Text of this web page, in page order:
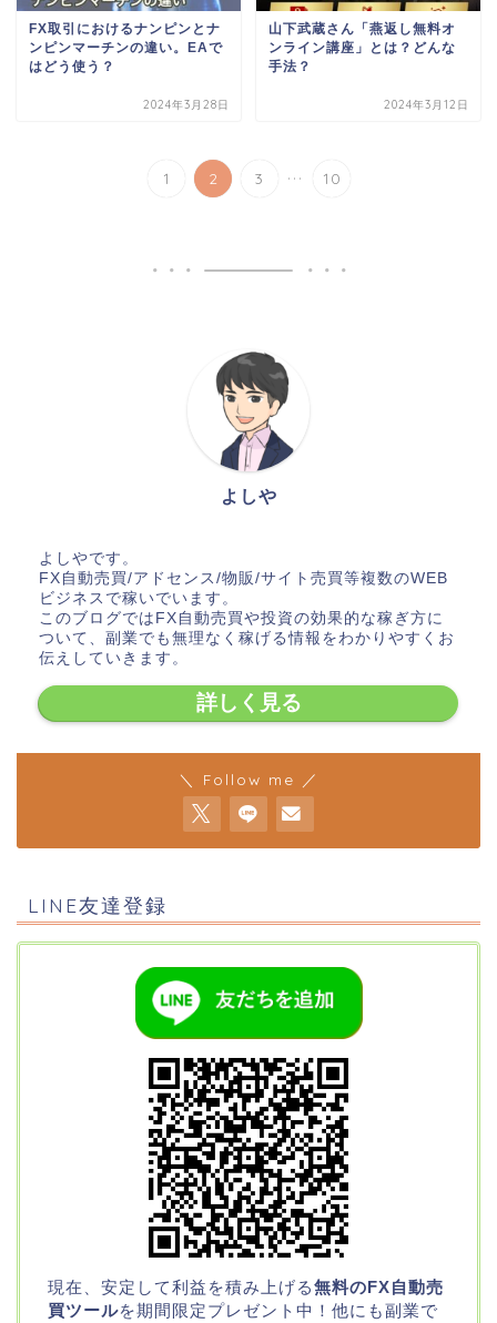
FX取引におけるナンピンとナ
ンピンマーチンの違い。EAで
はどう使う？
2024年3月28日
山下武蔵さん「燕返し無料オ
ンライン講座」とは？どんな
手法？
2024年3月12日
1 2 3 ... 10
よしや
よしやです。
FX自動売買/アドセンス/物販/サイト売買等複数のWEB
ビジネスで稼いでいます。
このブログではFX自動売買や投資の効果的な稼ぎ方に
ついて、副業でも無理なく稼げる情報をわかりやすくお
伝えしていきます。
詳しく見る
＼ Follow me ／
LINE友達登録
現在、安定して利益を積み上げる無料のFX自動売
買ツールを期間限定プレゼント中！他にも副業で